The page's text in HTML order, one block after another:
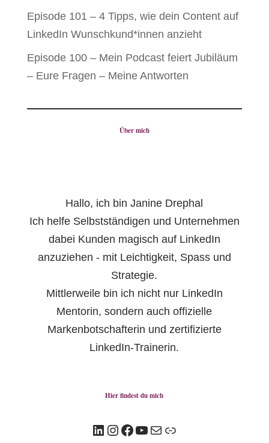
Episode 101 – 4 Tipps, wie dein Content auf
LinkedIn Wunschkund*innen anzieht
Episode 100 – Mein Podcast feiert Jubiläum
– Eure Fragen – Meine Antworten
Über mich
Hallo, ich bin Janine Drephal
Ich helfe Selbstständigen und Unternehmen
dabei Kunden magisch auf LinkedIn
anzuziehen - mit Leichtigkeit, Spass und
Strategie.
Mittlerweile bin ich nicht nur LinkedIn
Mentorin, sondern auch offizielle
Markenbotschafterin und zertifizierte
LinkedIn-Trainerin.
Hier findest du mich
LinkedIn
Instagram
Facebook
YouTube
E-Mail
Link